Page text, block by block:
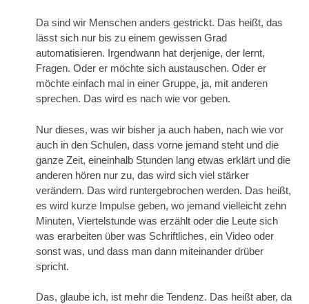
Da sind wir Menschen anders gestrickt. Das heißt, das
lässt sich nur bis zu einem gewissen Grad
automatisieren. Irgendwann hat derjenige, der lernt,
Fragen. Oder er möchte sich austauschen. Oder er
möchte einfach mal in einer Gruppe, ja, mit anderen
sprechen. Das wird es nach wie vor geben.
Nur dieses, was wir bisher ja auch haben, nach wie vor
auch in den Schulen, dass vorne jemand steht und die
ganze Zeit, eineinhalb Stunden lang etwas erklärt und die
anderen hören nur zu, das wird sich viel stärker
verändern. Das wird runtergebrochen werden. Das heißt,
es wird kurze Impulse geben, wo jemand vielleicht zehn
Minuten, Viertelstunde was erzählt oder die Leute sich
was erarbeiten über was Schriftliches, ein Video oder
sonst was, und dass man dann miteinander drüber
spricht.
Das, glaube ich, ist mehr die Tendenz. Das heißt aber, da